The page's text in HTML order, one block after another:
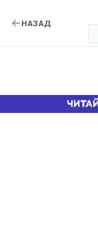
НАЗАД